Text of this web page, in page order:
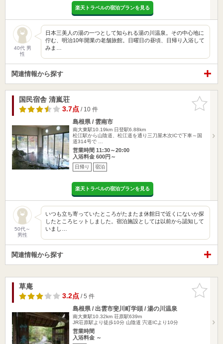
楽天トラベルの宿泊プランを見る
40代 男
性
日本三美人の湯の一つとして知られる湯の川温泉。その中心地に
佇む、明治10年開業の老舗旅館。日曜日の昼頃、日帰り入浴して
みま…
関連情報から探す
お気に入
りに追加
国民宿舎 清嵐荘
3.7点/ 10 件
島根県 / 雲南市
南大東駅10.19km 日登駅6.88km
松江駅から山陰道、松江道を通り三刀屋木次ICで下車～国
道314号で …
営業時間 11:30～20:00
入浴料金 600円～
日帰り 宿泊
楽天トラベルの宿泊プランを見る
50代～
男性
いつも立ち寄っていたところがたまたま休館日で近くにないか探
したところヒットしました。宿泊施設としては以前から認知して
いまし…
関連情報から探す
お気に入
りに追加
草庵
3.2点/ 5 件
島根県 / 出雲市斐川町学頭 / 湯の川温泉
南大東駅10.32km 荘原駅639m
JR荘原駅より徒歩10分 山陰道 宍道ICより10分
営業時間
入浴料金 ～